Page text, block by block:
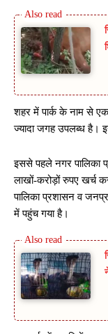
शहर में पार्क के नाम से
ज्यादा जगह उपलब्ध है।
इससे पहले नगर पालिका
लाखों-करोड़ों रुपए खर्च
पालिका प्रशासन व
में पहुंच गया है।